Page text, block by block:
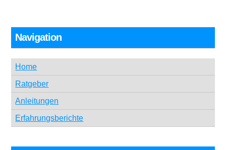
Navigation
Home
Ratgeber
Anleitungen
Erfahrungsberichte